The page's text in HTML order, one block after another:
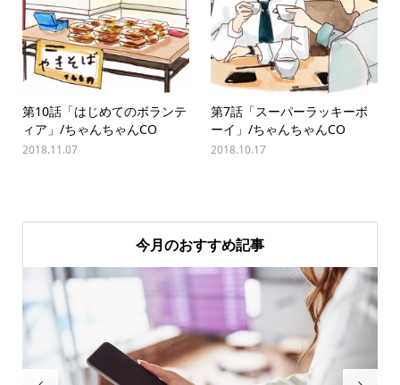
第10話「はじめてのボランテ
ィア」/ちゃんちゃんCO
2018.11.07
第7話「スーパーラッキーボ
ーイ」/ちゃんちゃんCO
2018.10.17
今月のおすすめ記事